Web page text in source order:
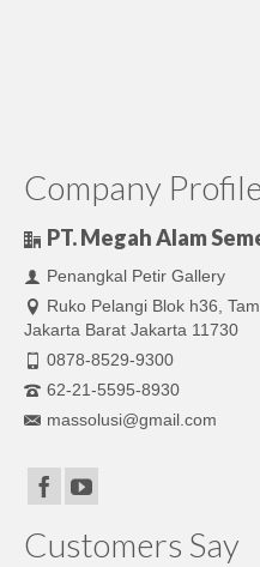
Company Profile
PT. Megah Alam
Penangkal Petir Gallery
Ruko Pelangi Blok h36,
Jakarta Barat Jakarta 11730
0878-8529-9300
62-21-5595-8930
massolusi@gmail.com
Customers Say